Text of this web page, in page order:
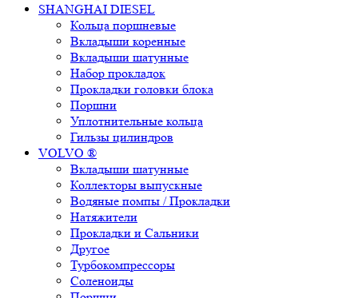
SHANGHAI DIESEL
Кольца поршневые
Вкладыши коренные
Вкладыши шатунные
Набор прокладок
Прокладки головки блока
Поршни
Уплотнительные кольца
Гильзы цилиндров
VOLVO ®
Вкладыши шатунные
Коллекторы выпускные
Водяные помпы / Прокладки
Натяжители
Прокладки и Сальники
Другое
Турбокомпрессоры
Соленоиды